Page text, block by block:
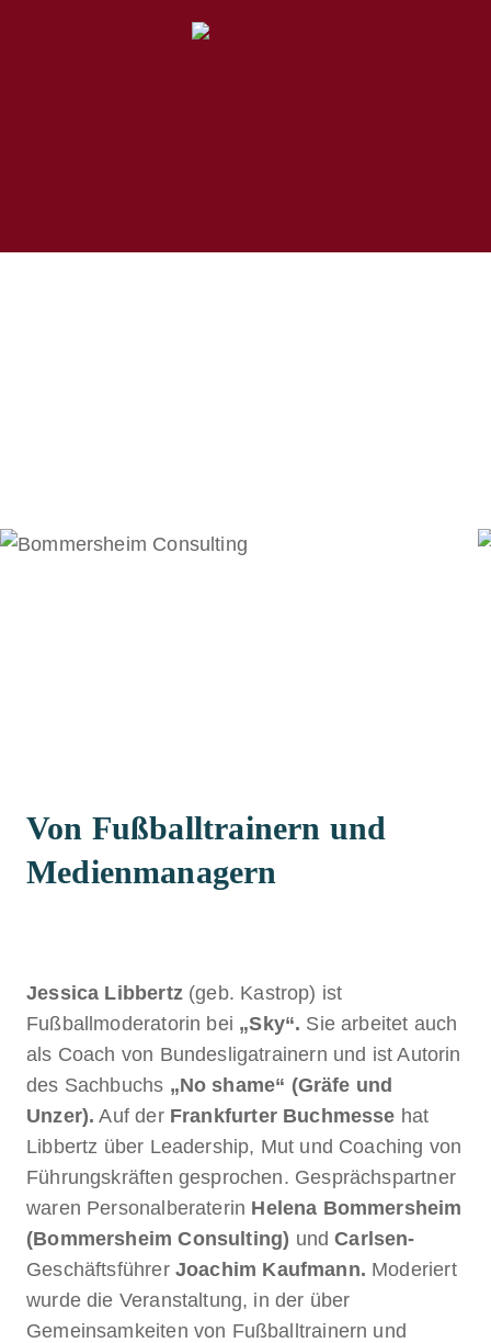
Von Fußballtrainern und
Medienmanagern
Jessica Libbertz(geb. Kastrop) ist
Fußballmoderatorin bei „Sky“. Sie arbeitet auch
als Coach von Bundesligatrainern und ist Autorin
des Sachbuchs „No shame“ (Gräfe und
Unzer). Auf der Frankfurter Buchmesse hat
Libbertz über Leadership, Mut und Coaching von
Führungskräften gesprochen. Gesprächspartner
waren Personalberaterin Helena Bommersheim
(Bommersheim Consulting) undCarlsen-
Geschäftsführer Joachim Kaufmann. Moderiert
wurde die Veranstaltung, in der über
Gemeinsamkeiten von Fußballtrainern und